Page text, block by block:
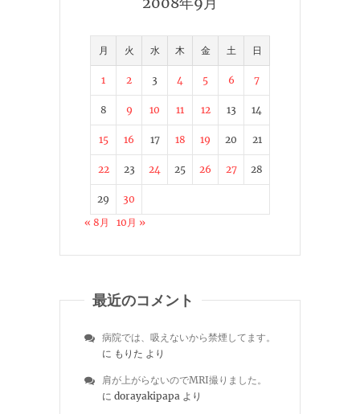
月 火 水 木 金 土 日
1 2 3 4 5 6 7
8 9 10 11 12 13 14
15 16 17 18 19 20 21
22 23 24 25 26 27 28
29
30
« 8月
10月 »
最近のコメント
病院では、吸えないから禁煙してます。
に もりた より
肩が上がらないのでMRI撮りました。
に dorayakipapa より